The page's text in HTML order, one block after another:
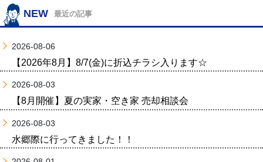
NEW 最近の記事
2026-08-06
【2026年8月】8/7(金)に折込チラシ入ります☆
2026-08-03
【8月開催】夏の実家・空き家 売却相談会
2026-08-03
水郷際に行ってきました！！